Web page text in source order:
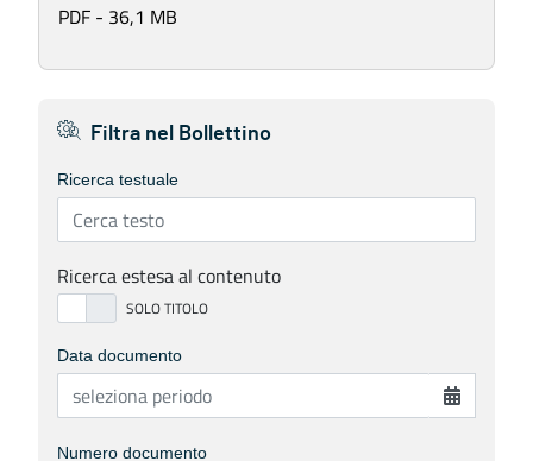
PDF - 36,1 MB
Filtra nel Bollettino
Ricerca testuale
Ricerca estesa al contenuto
Data documento
Numero documento